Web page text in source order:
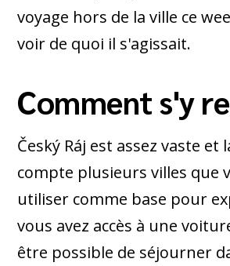
voyage hors de la ville ce
voir de quoi il s'agissait.
Comment s'y
Český Ráj est assez vaste et
compte plusieurs villes que
utiliser comme base pour
vous avez accès à une
être possible de séjourner